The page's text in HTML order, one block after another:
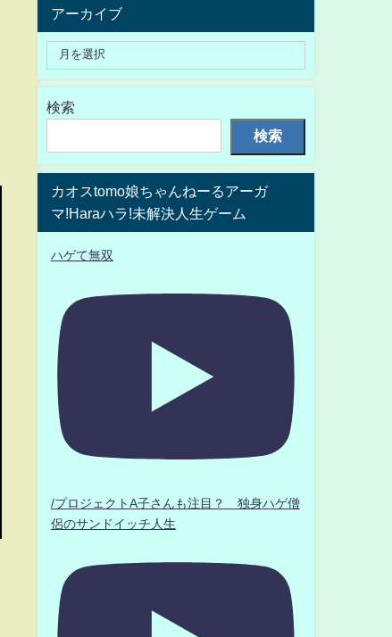
アーカイブ
検索
検索
カオスtomo娘ちゃんねーるアーガ
マ!Haraハラ!未解決人生ゲーム
ハゲて無双
/プロジェクトA子さんも注目？ 独身ハゲ僧
侶のサンドイッチ人生